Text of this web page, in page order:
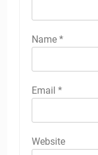
Name *
Email *
Website